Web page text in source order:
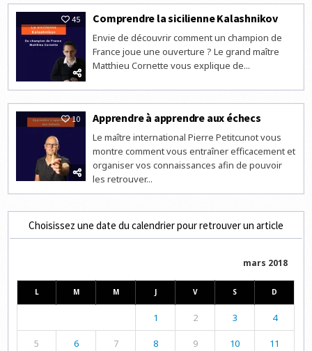
45 Comprendre la sicilienne Kalashnikov
Envie de découvrir comment un champion de
France joue une ouverture ? Le grand maître
Matthieu Cornette vous explique de...
10 Apprendre à apprendre aux échecs
Le maître international Pierre Petitcunot vous
montre comment vous entraîner efficacement et
organiser vos connaissances afin de pouvoir
les retrouver...
Choisissez une date du calendrier pour retrouver un article
mars 2018
L M M J V S D
1 2 3 4
5 6 7 8 9 10 11